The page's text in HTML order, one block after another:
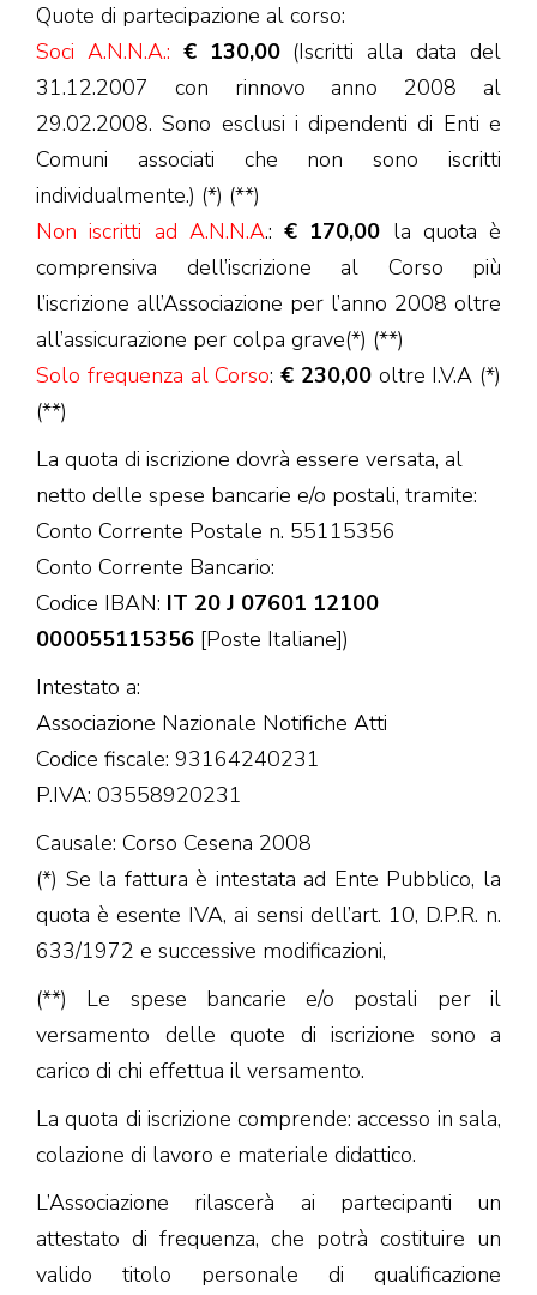
Quote di partecipazione al corso:
Soci A.N.N.A.: € 130,00(Iscritti alla data del
31.12.2007 con rinnovo anno 2008 al
29.02.2008. Sono esclusi i dipendenti di Enti e
Comuni associati che non sono iscritti
individualmente.) (*) (**)
Non iscritti ad A.N.N.A.: € 170,00 la quota è
comprensiva dell’iscrizione al Corso più
l’iscrizione all’Associazione per l’anno 2008 oltre
all’assicurazione per colpa grave(*) (**)
Solo frequenza al Corso: € 230,00oltre I.V.A (*)
(**)
La quota di iscrizione dovrà essere versata, al
netto delle spese bancarie e/o postali, tramite:
Conto Corrente Postale n. 55115356
Conto Corrente Bancario:
Codice IBAN: IT 20 J 07601 12100
000055115356 [Poste Italiane])
Intestato a:
Associazione Nazionale Notifiche Atti
Codice fiscale: 93164240231
P.IVA: 03558920231
Causale: Corso Cesena 2008
(*) Se la fattura è intestata ad Ente Pubblico, la
quota è esente IVA, ai sensi dell’art. 10, D.P.R. n.
633/1972 e successive modificazioni,
(**) Le spese bancarie e/o postali per il
versamento delle quote di iscrizione sono a
carico di chi effettua il versamento.
La quota di iscrizione comprende: accesso in sala,
colazione di lavoro e materiale didattico.
L’Associazione rilascerà ai partecipanti un
attestato di frequenza, che potrà costituire un
valido titolo personale di qualificazione